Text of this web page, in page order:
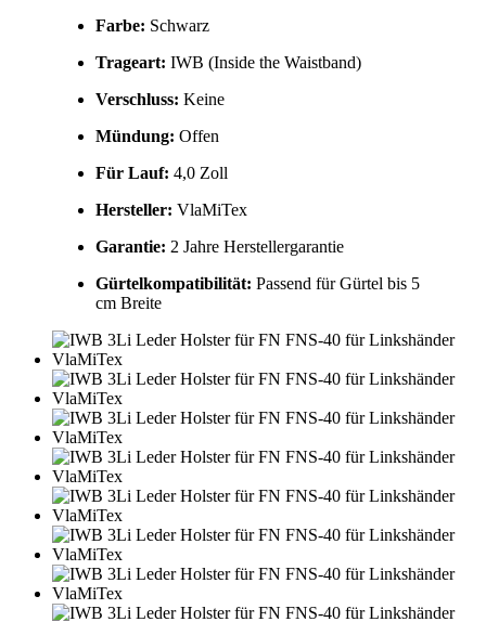
Farbe: Schwarz
Trageart: IWB (Inside the Waistband)
Verschluss: Keine
Mündung: Offen
Für Lauf: 4,0 Zoll
Hersteller: VlaMiTex
Garantie: 2 Jahre Herstellergarantie
Gürtelkompatibilität: Passend für Gürtel bis 5
cm Breite